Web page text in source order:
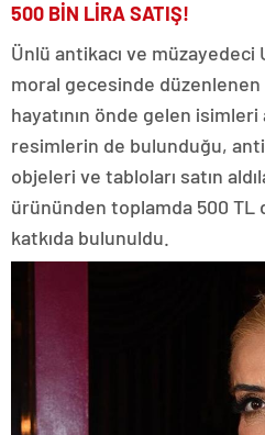
500 BİN LİRA SATIŞ!
Ünlü antikacı ve
moral gecesinde
hayatının önde gelen
resimlerin de bulunduğu,
objeleri ve tabloları satın
ürününden toplamda 500 TL
katkıda bulunuldu.